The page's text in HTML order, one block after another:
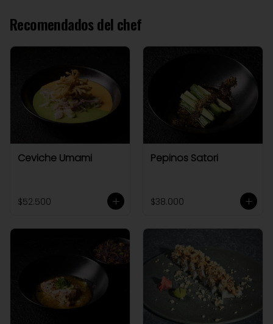
Recomendados del chef
Ceviche Umami
$52.500
Pepinos Satori
$38.000